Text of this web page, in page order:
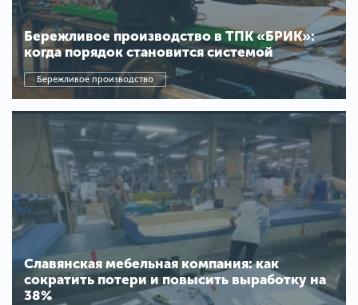
Бережливое производство в ТПК «БРИК»:
когда порядок становится системой
Бережливое производство
Славянская мебельная компания: как
сократить потери и повысить выработку на
38%